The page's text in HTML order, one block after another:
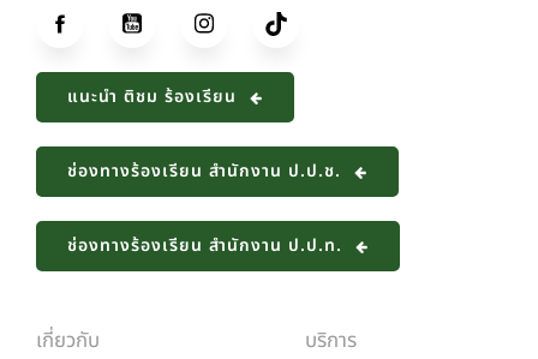
แนะนำ ติชม ร้องเรียน
ช่องทางร้องเรียน สำนักงาน ป.ป.ช.
ช่องทางร้องเรียน สำนักงาน ป.ป.ท.
เกี่ยวกับ บริการ